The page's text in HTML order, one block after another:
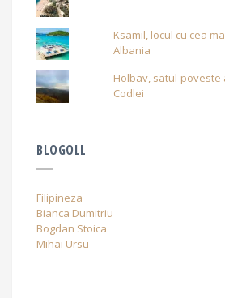
Ksamil, locul cu cea
Albania
Holbav, satul-poveste
Codlei
BLOGOLL
Filipineza
Bianca Dumitriu
Bogdan Stoica
Mihai Ursu